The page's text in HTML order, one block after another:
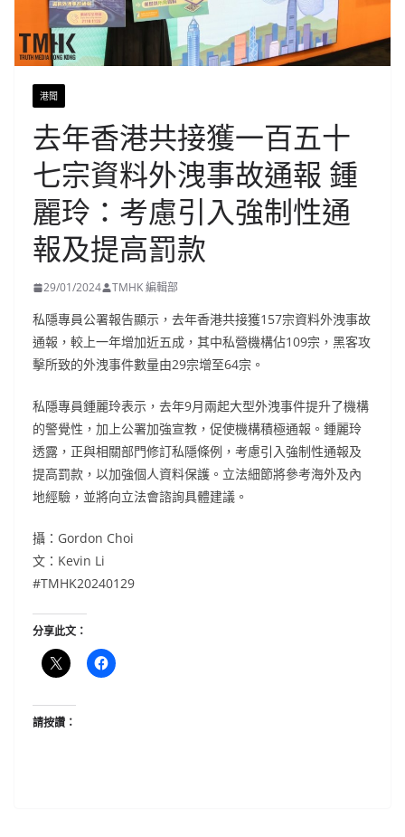
港聞
去年香港共接獲一百五十
七宗資料外洩事故通報 鍾
麗玲：考慮引入強制性通
報及提高罰款
29/01/2024 TMHK 編輯部
私隱專員公署報告顯示，去年香港共接獲157宗資料外洩事故
通報，較上一年增加近五成，其中私營機構佔109宗，黑客攻
擊所致的外洩事件數量由29宗增至64宗。
私隱專員鍾麗玲表示，去年9月兩起大型外洩事件提升了機構
的警覺性，加上公署加強宣教，促使機構積極通報。鍾麗玲
透露，正與相關部門修訂私隱條例，考慮引入強制性通報及
提高罰款，以加強個人資料保護。立法細節將參考海外及內
地經驗，並將向立法會諮詢具體建議。
攝：Gordon Choi
文：Kevin Li
#TMHK20240129
分享此文：
請按讚：